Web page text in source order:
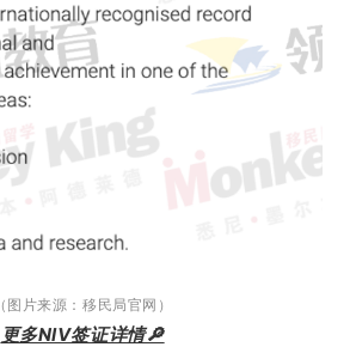
（图片来源：移民局官网）
更多NIV签证详情🔎